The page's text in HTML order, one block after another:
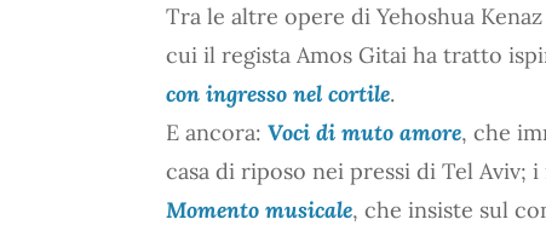
Tra le altre opere di Yehoshua
cui il regista Amos Gitai ha tratto
con ingresso nel cortile.
E ancora: Voci di muto amore, che
casa di riposo nei pressi di Tel Aviv;
Momento musicale, che insiste sul